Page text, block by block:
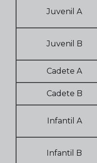
Juvenil A
Juvenil B
Cadete A
Cadete B
Infantil A
Infantil B